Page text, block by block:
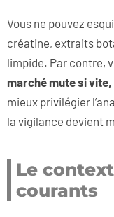
Vous ne pouvez
créatine, extraits
limpide. Par contre,
marché mute si
mieux privilégier
la vigilance devient
Le
courants